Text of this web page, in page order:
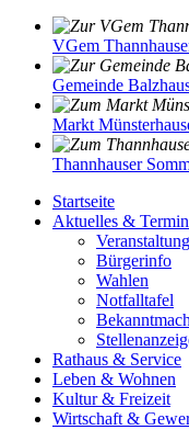
VGem
Gemeinde
Markt
Thannhauser
Startseite
Aktuelles &
Bürgerinfo
Wahlen
Notfalltafel
Rathaus & Service
Leben & Wohnen
Kultur & Freizeit
Wirtschaft &